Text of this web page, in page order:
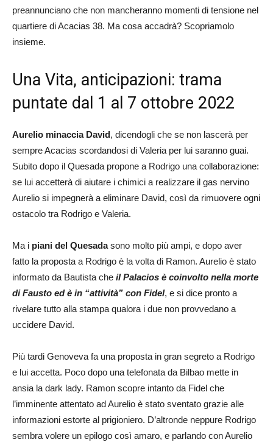
preannunciano che non mancheranno momenti di tensione nel
quartiere di Acacias 38. Ma cosa accadrà? Scopriamolo
insieme.
Una Vita, anticipazioni: trama
puntate dal 1 al 7 ottobre 2022
Aurelio minaccia David, dicendogli che se non lascerà per
sempre Acacias scordandosi di Valeria per lui saranno guai.
Subito dopo il Quesada propone a Rodrigo una collaborazione:
se lui accetterà di aiutare i chimici a realizzare il gas nervino
Aurelio si impegnerà a eliminare David, così da rimuovere ogni
ostacolo tra Rodrigo e Valeria.
Ma i piani del Quesadasono molto più ampi, e dopo aver
fatto la proposta a Rodrigo è la volta di Ramon. Aurelio è stato
informato da Bautista che il Palacios è coinvolto nella morte
di Fausto ed è in “attività” con Fidel, e si dice pronto a
rivelare tutto alla stampa qualora i due non provvedano a
uccidere David.
Più tardi Genoveva fa una proposta in gran segreto a Rodrigo
e lui accetta. Poco dopo una telefonata da Bilbao mette in
ansia la dark lady. Ramon scopre intanto da Fidel che
l’imminente attentato ad Aurelio è stato sventato grazie alle
informazioni estorte al prigioniero. D’altronde neppure Rodrigo
sembra volere un epilogo così amaro, e parlando con Aurelio